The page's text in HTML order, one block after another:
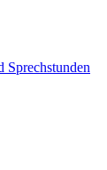
Sprechstunden